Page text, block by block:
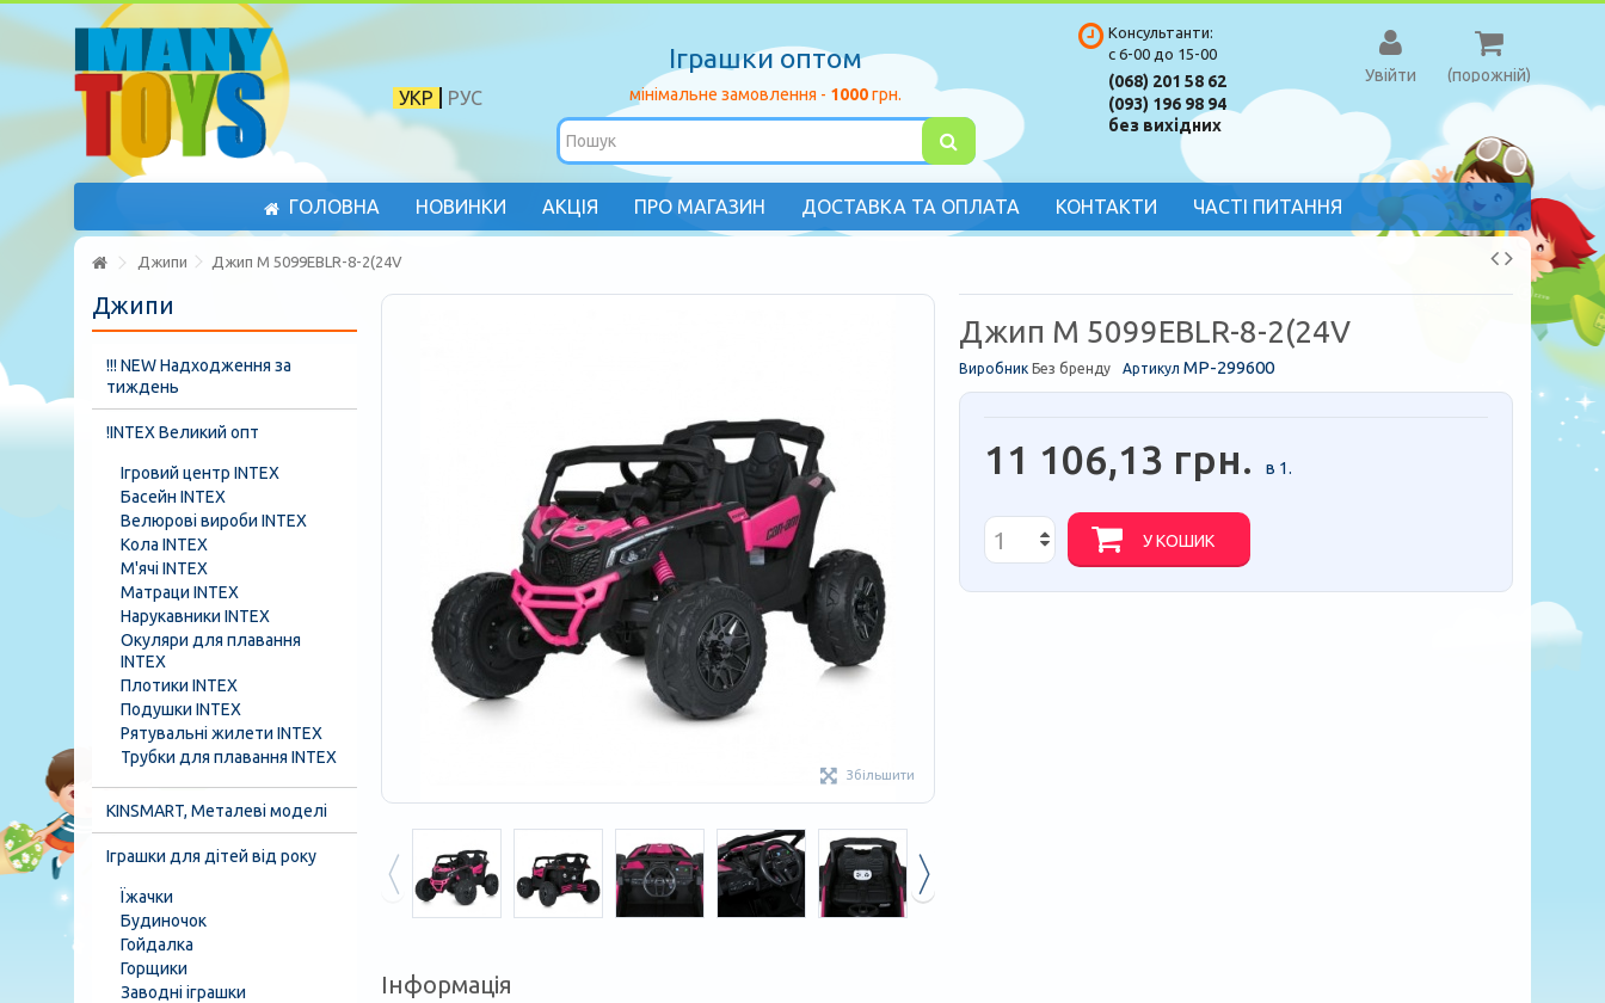
РУС
УКР
Іграшки оптом
мінімальне замовлення - 1000грн.
(порожній)
Увійти
Консультанти:
с 6-00 до 15-00
(068) 201 58 62
(093) 196 98 94
без вихідних
ГОЛОВНА НОВИНКИ АКЦІЯ ПРО МАГАЗИН ДОСТАВКА ТА ОПЛАТА КОНТАКТИ ЧАСТІ ПИТАННЯ
Джипи Джип M 5099EBLR-8-2(24V
Збільшити
Джип M 5099EBLR-8-2(24V
Виробник Без бренду Артикул MP-299600
11 106,13 грн. в 1.
У КОШИК
Інформація
Джипи
!!! NEW Надходження за
тиждень
!INTEX Великий опт
Ігровий центр INTEX
Басейн INTEX
Велюрові вироби INTEX
Кола INTEX
М'ячі INTEX
Матраци INTEX
Нарукавники INTEX
Окуляри для плавання
INTEX
Плотики INTEX
Подушки INTEX
Рятувальні жилети INTEX
Трубки для плавання INTEX
KINSMART, Металеві моделі
Іграшки для дітей від року
Їжачки
Будиночок
Гойдалка
Горщики
Заводні іграшки